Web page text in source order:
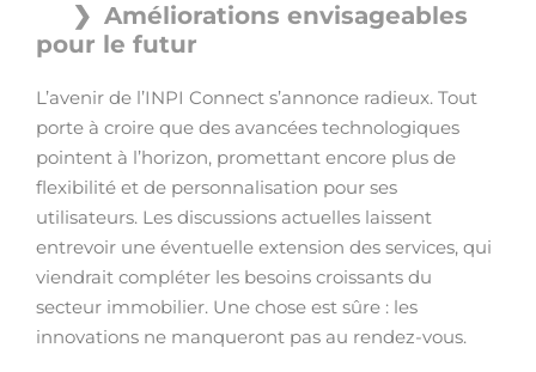
Améliorations envisageables
pour le futur
L’avenir de l’INPI Connect s’annonce radieux. Tout
porte à croire que des avancées technologiques
pointent à l’horizon, promettant encore plus de
flexibilité et de personnalisation pour ses
utilisateurs. Les discussions actuelles laissent
entrevoir une éventuelle extension des services, qui
viendrait compléter les besoins croissants du
secteur immobilier. Une chose est sûre : les
innovations ne manqueront pas au rendez-vous.